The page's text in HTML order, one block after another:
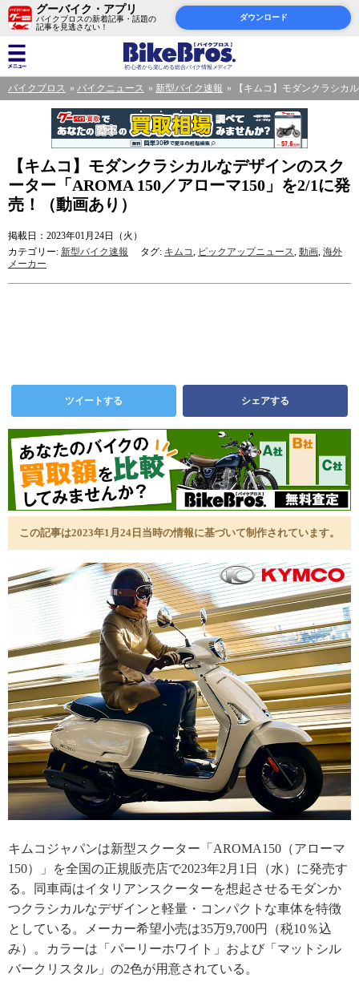
グーバイク・アプリ
バイクブロスの新着記事・話題の
記事を見逃さない！
ダウンロード
バイクブロス バイクニュース 新型バイク速報 【キムコ】モダンクラシカ
【キムコ】モダンクラシカルなデザインのスク
ーター「AROMA 150／アローマ150」を2/1に発
売！（動画あり）
掲載日：2023年01月24日（火）
カテゴリー: 新型バイク速報 タグ: キムコ, ピックアップニュース, 動画, 海外
メーカー
ツイートする シェアする
この記事は2023年1月24日当時の情報に基づいて制作されています。
キムコジャパンは新型スクーター「AROMA150（アローマ
150）」を全国の正規販売店で2023年2月1日（水）に発売す
る。同車両はイタリアンスクーターを想起させるモダンか
つクラシカルなデザインと軽量・コンパクトな車体を特徴
としている。メーカー希望小売は35万9,700円（税10％込
み）。カラーは「パーリーホワイト」および「マットシル
バークリスタル」の2色が用意されている。